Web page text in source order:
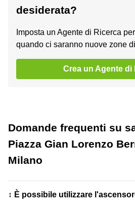
desiderata?
Imposta un Agente di Ricerca
quando ci saranno nuove zone
Crea un Agente di
Domande frequenti su
Piazza Gian Lorenzo
Milano
↕️ È possibile utilizzare